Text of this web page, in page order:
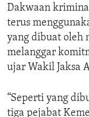
Dakwaan
terus
yang dibuat oleh
melanggar
ujar Wakil Jaksa
“Seperti yang
tiga pejabat